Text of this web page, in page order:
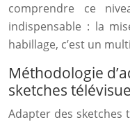
comprendre ce
indispensable : la
habillage, c’est un
Méthodologie
sketches
Adapter des sketches